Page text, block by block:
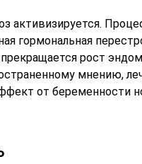
гормональная
рост
мнению,
от беременности
Евгения
эндокринолог,